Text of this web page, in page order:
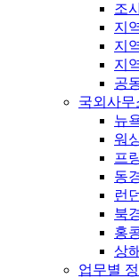
조
지
지
지
공
국외사무
뉴
워
프
동
런
북
홍
상
업무별